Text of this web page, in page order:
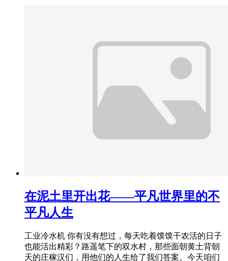
在泥土里开出花——平凡世界里的不
平凡人生
工业冷水机 你有没有想过，每天吃着馍馍干农活的日子
也能活出精彩？路遥笔下的双水村，那些面朝黄土背朝
天的庄稼汉们，用他们的人生给了我们答案。今天咱们